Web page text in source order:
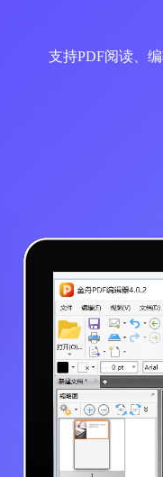
支持PDF阅读、